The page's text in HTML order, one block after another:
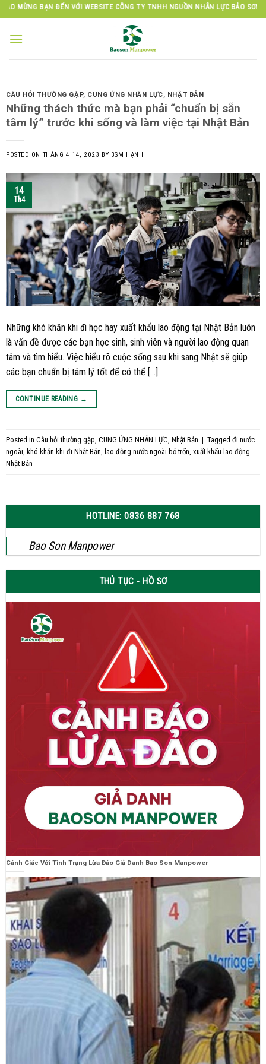
Skip
to
content
BẠN ĐẾN VỚI WEBSITE CÔNG TY TNHH NGUỒN NHÂN LỰC BẢO SƠN
CÂU HỎI THƯỜNG GẶP, CUNG ỨNG NHÂN LỰC, NHẬT BẢN
Những thách thức mà bạn phải “chuẩn bị sẵn
tâm lý” trước khi sống và làm việc tại Nhật Bản
POSTED ON THÁNG 4 14, 2023 BY BSM HẠNH
14
Th4
Những khó khăn khi đi học hay xuất khẩu lao động tại Nhật Bản luôn
là vấn đề được các bạn học sinh, sinh viên và người lao động quan
tâm và tìm hiểu. Việc hiểu rõ cuộc sống sau khi sang Nhật sẽ giúp
các bạn chuẩn bị tâm lý tốt để có thể […]
CONTINUE READING →
Posted in Câu hỏi thường gặp CUNG ỨNG NHÂN LỰC Nhật Bản | Tagged đi nước
ngoài khó khăn khi đi Nhật Bản lao động nước ngoài bỏ trốn xuất khẩu lao động
Nhật Bản
HOTLINE: 0836 887 768
Bao Son Manpower
THỦ TỤC - HỒ SƠ
Cảnh Giác Với Tình Trạng Lừa Đảo Giả Danh Bao Son Manpower